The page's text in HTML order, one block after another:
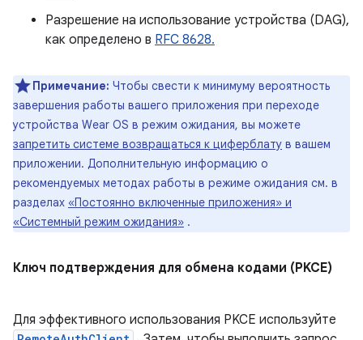
Разрешение на использование устройства (DAG),
как определено в RFC 8628.
Примечание: Чтобы свести к минимуму вероятность
завершения работы вашего приложения при переходе
устройства Wear OS в режим ожидания, вы можете
запретить системе возвращаться к циферблату в вашем
приложении. Дополнительную информацию о
рекомендуемых методах работы в режиме ожидания см. в
разделах «Постоянно включенные приложения» и
«Системный режим ожидания» .
Ключ подтверждения для обмена кодами (PKCE)
Для эффективного использования PKCE используйте